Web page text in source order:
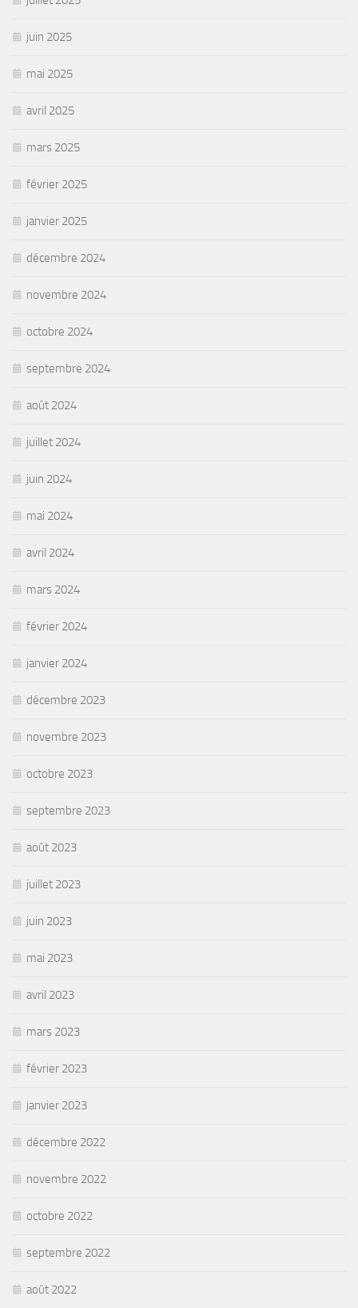
juin 2025
mai 2025
avril 2025
mars 2025
février 2025
janvier 2025
décembre 2024
novembre 2024
octobre 2024
septembre 2024
août 2024
juillet 2024
juin 2024
mai 2024
avril 2024
mars 2024
février 2024
janvier 2024
décembre 2023
novembre 2023
octobre 2023
septembre 2023
août 2023
juillet 2023
juin 2023
mai 2023
avril 2023
mars 2023
février 2023
janvier 2023
décembre 2022
novembre 2022
octobre 2022
septembre 2022
août 2022